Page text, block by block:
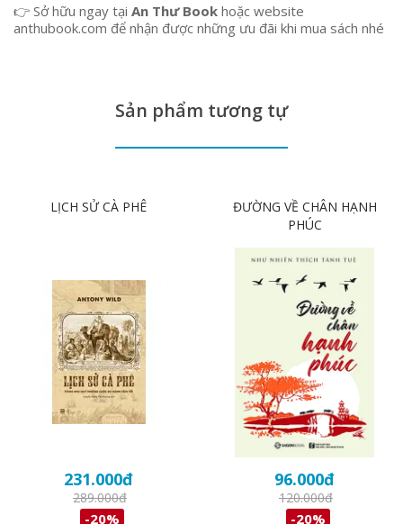
👉 Sở hữu ngay tại An Thư Book hoặc website
anthubook.com để nhận được những ưu đãi khi mua sách nhé
Sản phẩm tương tự
LỊCH SỬ CÀ PHÊ
231.000đ
289.000đ
-20%
ĐƯỜNG VỀ CHÂN HẠNH
PHÚC
96.000đ
120.000đ
-20%